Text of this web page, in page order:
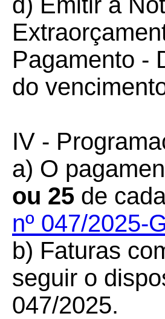
Pagamento -
do
IV -
a) O
ou 25 de
nº 047/2025-
b) Faturas
seguir o
047/2025.